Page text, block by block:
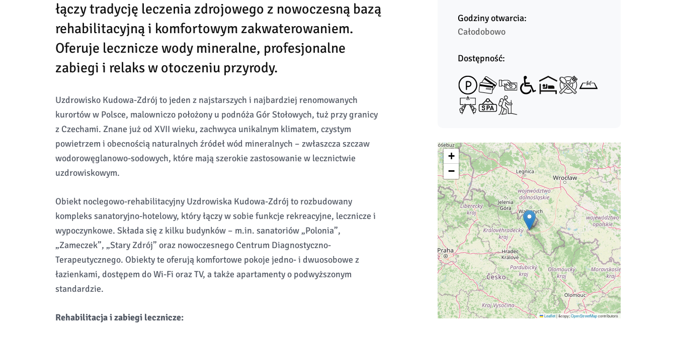
łączy tradycję leczenia zdrojowego z nowoczesną bazą
rehabilitacyjną i komfortowym zakwaterowaniem.
Oferuje lecznicze wody mineralne, profesjonalne
zabiegi i relaks w otoczeniu przyrody.
Uzdrowisko Kudowa-Zdrój to jeden z najstarszych i najbardziej renomowanych
kurortów w Polsce, malowniczo położony u podnóża Gór Stołowych, tuż przy granicy
z Czechami. Znane już od XVII wieku, zachwyca unikalnym klimatem, czystym
powietrzem i obecnością naturalnych źródeł wód mineralnych – zwłaszcza szczaw
wodorowęglanowo-sodowych, które mają szerokie zastosowanie w lecznictwie
uzdrowiskowym.
Obiekt noclegowo-rehabilitacyjny Uzdrowiska Kudowa-Zdrój to rozbudowany
kompleks sanatoryjno-hotelowy, który łączy w sobie funkcje rekreacyjne, lecznicze i
wypoczynkowe. Składa się z kilku budynków – m.in. sanatoriów „Polonia”,
„Zameczek”, „Stary Zdrój” oraz nowoczesnego Centrum Diagnostyczno-
Terapeutycznego. Obiekty te oferują komfortowe pokoje jedno- i dwuosobowe z
łazienkami, dostępem do Wi-Fi oraz TV, a także apartamenty o podwyższonym
standardzie.
Rehabilitacja i zabiegi lecznicze:
Godziny otwarcia:
Całodobowo
Dostępność:
+
−
Leaflet |&copy;OpenStreetMapcontributors